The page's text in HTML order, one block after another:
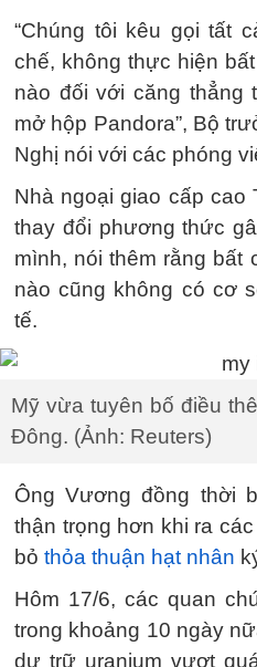
“Chúng tôi kêu gọi tất
chế, không thực hiện
nào đối với căng thẳng
mở hộp Pandora”, Bộ
Nghị nói với các phóng
Nhà ngoại giao cấp cao
thay đổi phương thức
mình, nói thêm rằng
nào cũng không có cơ
tế.
Mỹ vừa tuyên bố điều
Đông. (Ảnh: Reuters)
Ông Vương đồng thời
thận trọng hơn khi ra
bỏ thỏa thuận hạt nhân
Hôm 17/6, các quan
trong khoảng 10 ngày
dự trữ uranium vượt